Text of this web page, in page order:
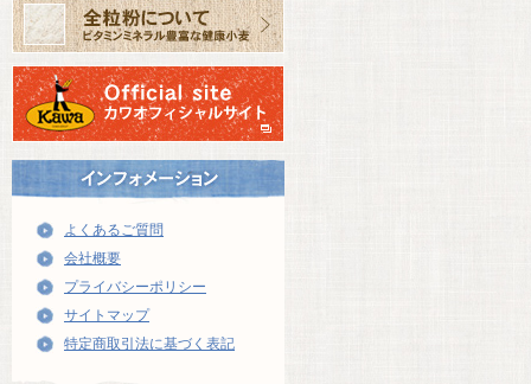
よくあるご質問
会社概要
プライバシーポリシー
サイトマップ
特定商取引法に基づく表記